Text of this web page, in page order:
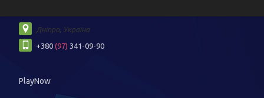
Дніпро, Україна
+380 (97) 341-09-90
PlayNow